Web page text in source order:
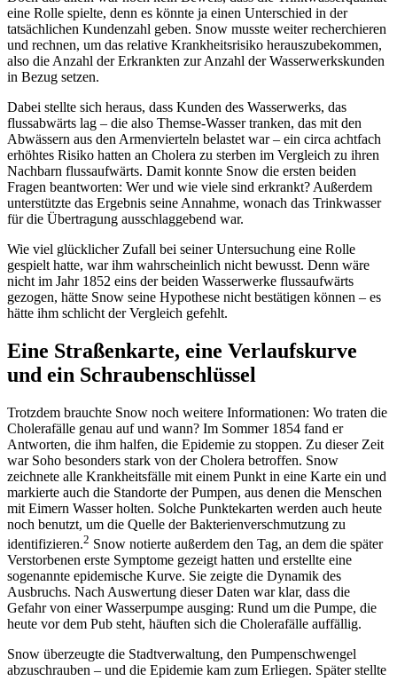
eine Rolle spielte, denn es könnte ja einen Unterschied in der
tatsächlichen Kundenzahl geben. Snow musste weiter recherchieren
und rechnen, um das relative Krankheitsrisiko herauszubekommen,
also die Anzahl der Erkrankten zur Anzahl der Wasserwerkskunden
in Bezug setzen.
Dabei stellte sich heraus, dass Kunden des Wasserwerks, das
flussabwärts lag – die also Themse-Wasser tranken, das mit den
Abwässern aus den Armenvierteln belastet war – ein circa achtfach
erhöhtes Risiko hatten an Cholera zu sterben im Vergleich zu ihren
Nachbarn flussaufwärts. Damit konnte Snow die ersten beiden
Fragen beantworten: Wer und wie viele sind erkrankt? Außerdem
unterstützte das Ergebnis seine Annahme, wonach das Trinkwasser
für die Übertragung ausschlaggebend war.
Wie viel glücklicher Zufall bei seiner Untersuchung eine Rolle
gespielt hatte, war ihm wahrscheinlich nicht bewusst. Denn wäre
nicht im Jahr 1852 eins der beiden Wasserwerke flussaufwärts
gezogen, hätte Snow seine Hypothese nicht bestätigen können – es
hätte ihm schlicht der Vergleich gefehlt.
Eine Straßenkarte, eine Verlaufskurve
und ein Schraubenschlüssel
Trotzdem brauchte Snow noch weitere Informationen: Wo traten die
Cholerafälle genau auf und wann? Im Sommer 1854 fand er
Antworten, die ihm halfen, die Epidemie zu stoppen. Zu dieser Zeit
war Soho besonders stark von der Cholera betroffen. Snow
zeichnete alle Krankheitsfälle mit einem Punkt in eine Karte ein und
markierte auch die Standorte der Pumpen, aus denen die Menschen
mit Eimern Wasser holten. Solche Punktekarten werden auch heute
noch benutzt, um die Quelle der Bakterienverschmutzung zu
identifizieren.2 Snow notierte außerdem den Tag, an dem die später
Verstorbenen erste Symptome gezeigt hatten und erstellte eine
sogenannte epidemische Kurve. Sie zeigte die Dynamik des
Ausbruchs. Nach Auswertung dieser Daten war klar, dass die
Gefahr von einer Wasserpumpe ausging: Rund um die Pumpe, die
heute vor dem Pub steht, häuften sich die Cholerafälle auffällig.
Snow überzeugte die Stadtverwaltung, den Pumpenschwengel
abzuschrauben – und die Epidemie kam zum Erliegen. Später stellte